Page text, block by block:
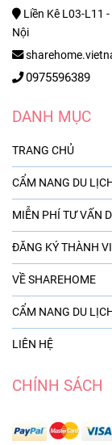
Liền Kê L03-L11
Nội
0975596389
DANH MỤC
TRANG CHỦ
CẨM NANG DU
MIỄN PHÍ TƯ VẤN
ĐĂNG KÝ THÀNH
VỀ SHAREHOME
CẨM NANG DU
LIÊN HỆ
CHÍNH SÁCH